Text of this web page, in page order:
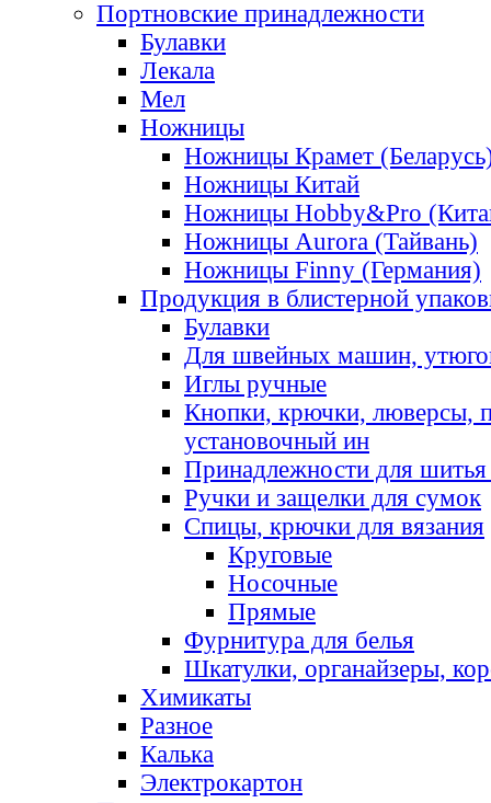
Портновские принадлежности
Булавки
Лекала
Мел
Ножницы
Ножницы Крамет
Ножницы Китай
Ножницы Hobby&Pro
Ножницы Aurora (Тайвань)
Ножницы Finny (Германия)
Продукция в блистерной
Булавки
Для швейных машин,
Иглы ручные
Кнопки, крючки, люверсы,
установочный ин
Принадлежности для шитья
Ручки и защелки для сумок
Спицы, крючки для вязания
Круговые
Носочные
Прямые
Фурнитура для белья
Шкатулки, органайзеры,
Химикаты
Разное
Калька
Электрокартон